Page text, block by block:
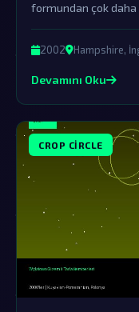
formundan çok daha
varlıkların varlığına
açıklamalar ise
2002 Hampshire,
Devamını Oku
CROP CIRCLE